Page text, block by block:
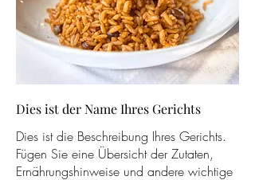
Dies ist der Name Ihres Gerichts
Dies ist die Beschreibung Ihres Gerichts.
Fügen Sie eine Übersicht der Zutaten,
Ernährungshinweise und andere wichtige